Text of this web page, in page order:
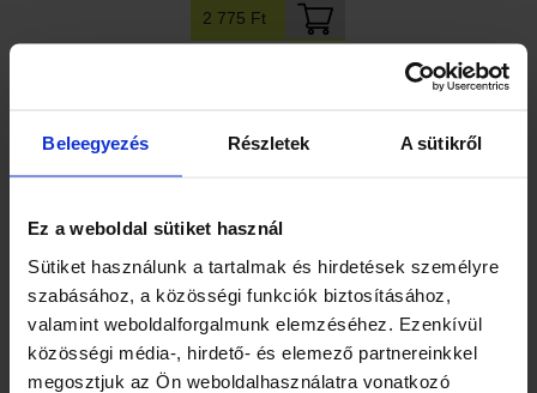
Beleegyezés Részletek A sütikről
Ez a weboldal sütiket használ
Sütiket használunk a tartalmak és hirdetések személyre
szabásához, a közösségi funkciók biztosításához,
valamint weboldalforgalmunk elemzéséhez. Ezenkívül
közösségi média-, hirdető- és elemező partnereinkkel
megosztjuk az Ön weboldalhasználatra vonatkozó
2 775 Ft
AROMAX Homoktövisolaj 50ml
5 300 Ft